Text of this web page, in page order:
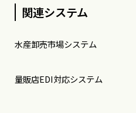
関連システム
水産卸売市場システム
量販店EDI対応システム